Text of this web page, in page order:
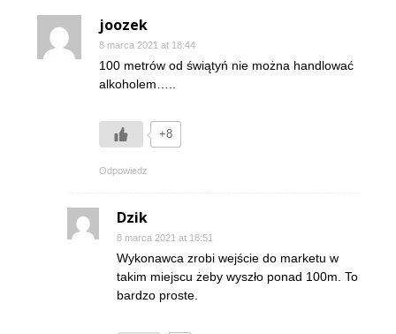
joozek
8 marca 2021 at 18:44
100 metrów od świątyń nie można handlować
alkoholem…..
+8
Odpowiedz
Dzik
8 marca 2021 at 18:51
Wykonawca zrobi wejście do marketu w
takim miejscu żeby wyszło ponad 100m. To
bardzo proste.